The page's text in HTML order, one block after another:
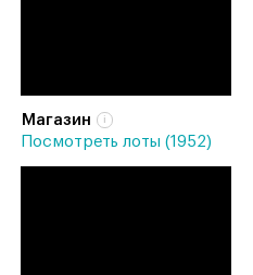
Магазин
Посмотреть лоты (1952)